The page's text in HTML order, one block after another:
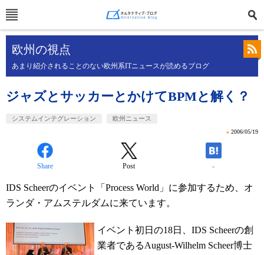
欧州の視点
あまり紹介されることのない欧州系ITニュースが読めるブログ
ジャズとサッカーとかけてBPMと解く？
システムインテグレーション 欧州ニュース
» 2006/05/19
Share Post -
IDS Scheerのイベント「Process World」に参加するため、オ
ランダ・アムステルダムに来ています。
イベント初日の18日、IDS Scheerの創
業者であるAugust-Wilhelm Scheer博士